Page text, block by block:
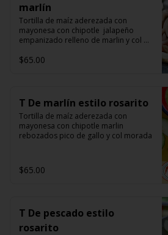
marlín
Tortilla de maíz aderezada con
mayonesa con chipotle  jalapeño
empanizado relleno de marlin y col
$65.00
T De marlín estilo rosarito
Tortilla de maíz aderezada con
mayonesa con chipotle marlin
rebozados pico de gallo y col morada
$65.00
T De pescado estilo
rosarito